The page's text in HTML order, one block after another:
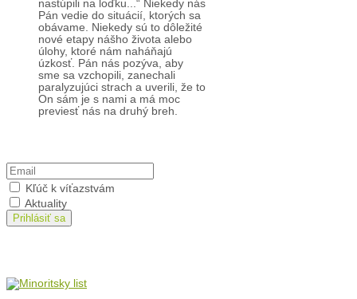
„Rozkázal učeníkom, aby
nastúpili na loďku...“ Niekedy nás
Pán vedie do situácií, ktorých sa
obávame. Niekedy sú to dôležité
nové etapy nášho života alebo
úlohy, ktoré nám naháňajú
úzkosť. Pán nás pozýva, aby
sme sa vzchopili, zanechali
paralyzujúci strach a uverili, že to
On sám je s nami a má moc
Kľúč k víťazstvám
Aktuality
Minoritský list